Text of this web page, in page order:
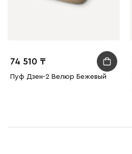
74 510
Пуф Дзен-2 Велюр Бежевый